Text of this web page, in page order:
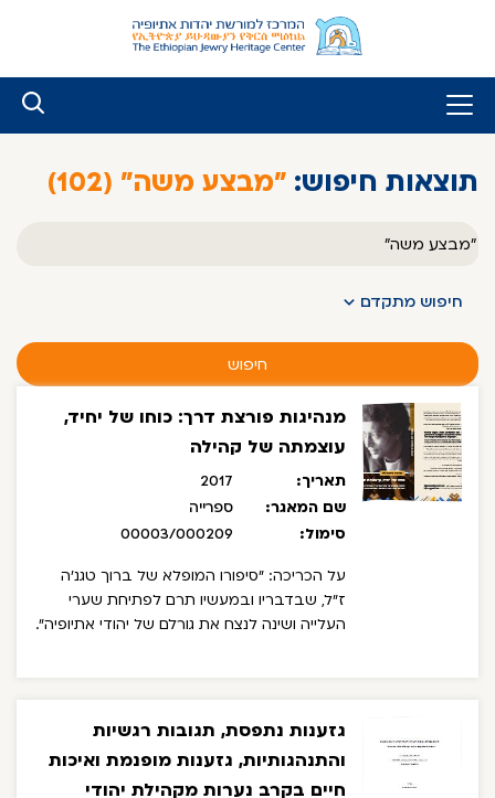
תוצאות חיפוש: "מבצע משה" (102)
טקסט
חיפוש מתקדם
חיפוש
מנהיגות פורצת דרך: כוחו של יחיד,
עוצמתה של קהילה
תאריך:
2017
שם המאגר:
ספרייה
סימול:
00003/000209
על הכריכה: "סיפורו המופלא של ברוך טגנ'ה
ז"ל, שבדבריו ובמעשיו תרם לפתיחת שערי
העלייה ושינה לנצח את גורלם של יהודי אתיופיה".
גזענות נתפסת, תגובות רגשיות
והתנהגותיות, גזענות מופנמת ואיכות
חיים בקרב נערות מקהילת יהודי